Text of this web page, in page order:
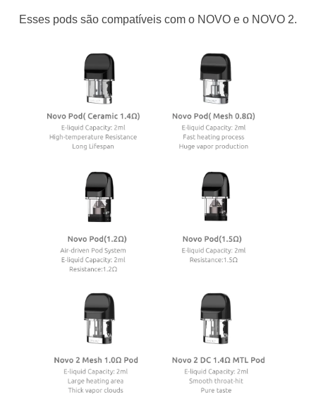
Esses pods são compatíveis com o NOVO e o NOVO 2.